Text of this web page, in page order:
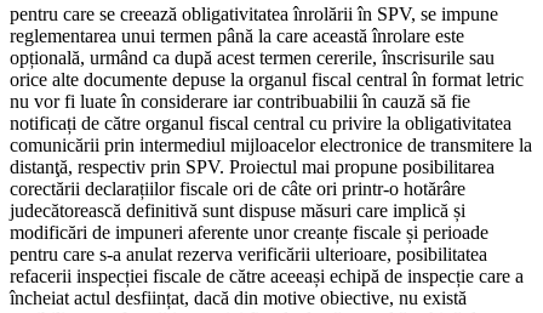
pentru care se creează obligativitatea înrolării în SPV, se impune
reglementarea unui termen până la care această înrolare este
opțională, urmând ca după acest termen cererile, înscrisurile sau
orice alte documente depuse la organul fiscal central în format letric
nu vor fi luate în considerare iar contribuabilii în cauză să fie
notificați de către organul fiscal central cu privire la obligativitatea
comunicării prin intermediul mijloacelor electronice de transmitere la
distanţă, respectiv prin SPV. Proiectul mai propune posibilitarea
corectării declarațiilor fiscale ori de câte ori printr-o hotărâre
judecătorească definitivă sunt dispuse măsuri care implică și
modificări de impuneri aferente unor creanțe fiscale și perioade
pentru care s-a anulat rezerva verificării ulterioare, posibilitatea
refacerii inspecției fiscale de către aceeași echipă de inspecție care a
încheiat actul desființat, dacă din motive obiective, nu există